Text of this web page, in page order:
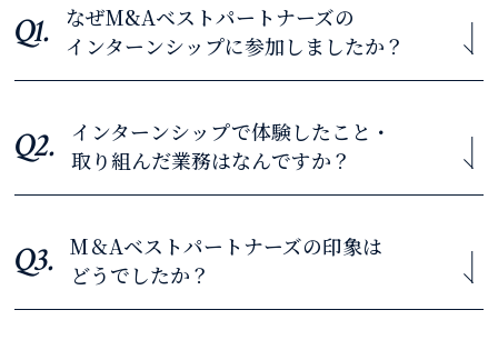
Q1.
なぜM&Aベストパートナーズの
インターンシップに参加しましたか？
トップ営業の方が多く在籍されており、実際にトップ営
業の方の営業や仕事内容を直接勉強したかったからで
Q2.
インターンシップで体験したこと・
取り組んだ業務はなんですか？
入社二か月は譲渡の可能性がある会社にM&Aの提案営
業を実施し、その後は買い手候補先の開拓業務などを行
Q3. M＆Aベストパートナーズの印象は
どうでしたか？